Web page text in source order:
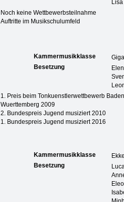
Noch keine Wettbewerbsteilnahme
Auftritte im Musikschulumfeld
Kammermusikklasse
Besetzung
1. Preis beim Tonkuenstlerwettbewerb
Wuerttemberg 2009
2. Bundespreis Jugend musiziert 2010
1. Bundespreis Jugend musiziert 2016
Kammermusikklasse
Besetzung